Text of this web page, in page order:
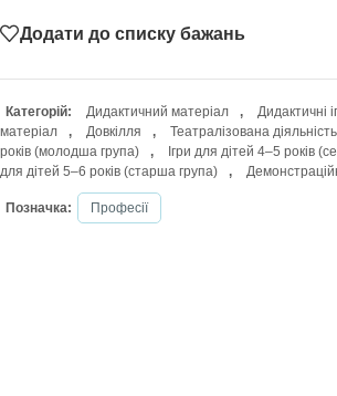
Додати до списку бажань
Категорій: Дидактичний матеріал , Дидактичні
матеріал
, Довкілля , Театралізована діяльність
років (молодша група)
, Ігри для дітей 4–5 років
для дітей 5–6 років (старша група)
,
Позначка: Професії